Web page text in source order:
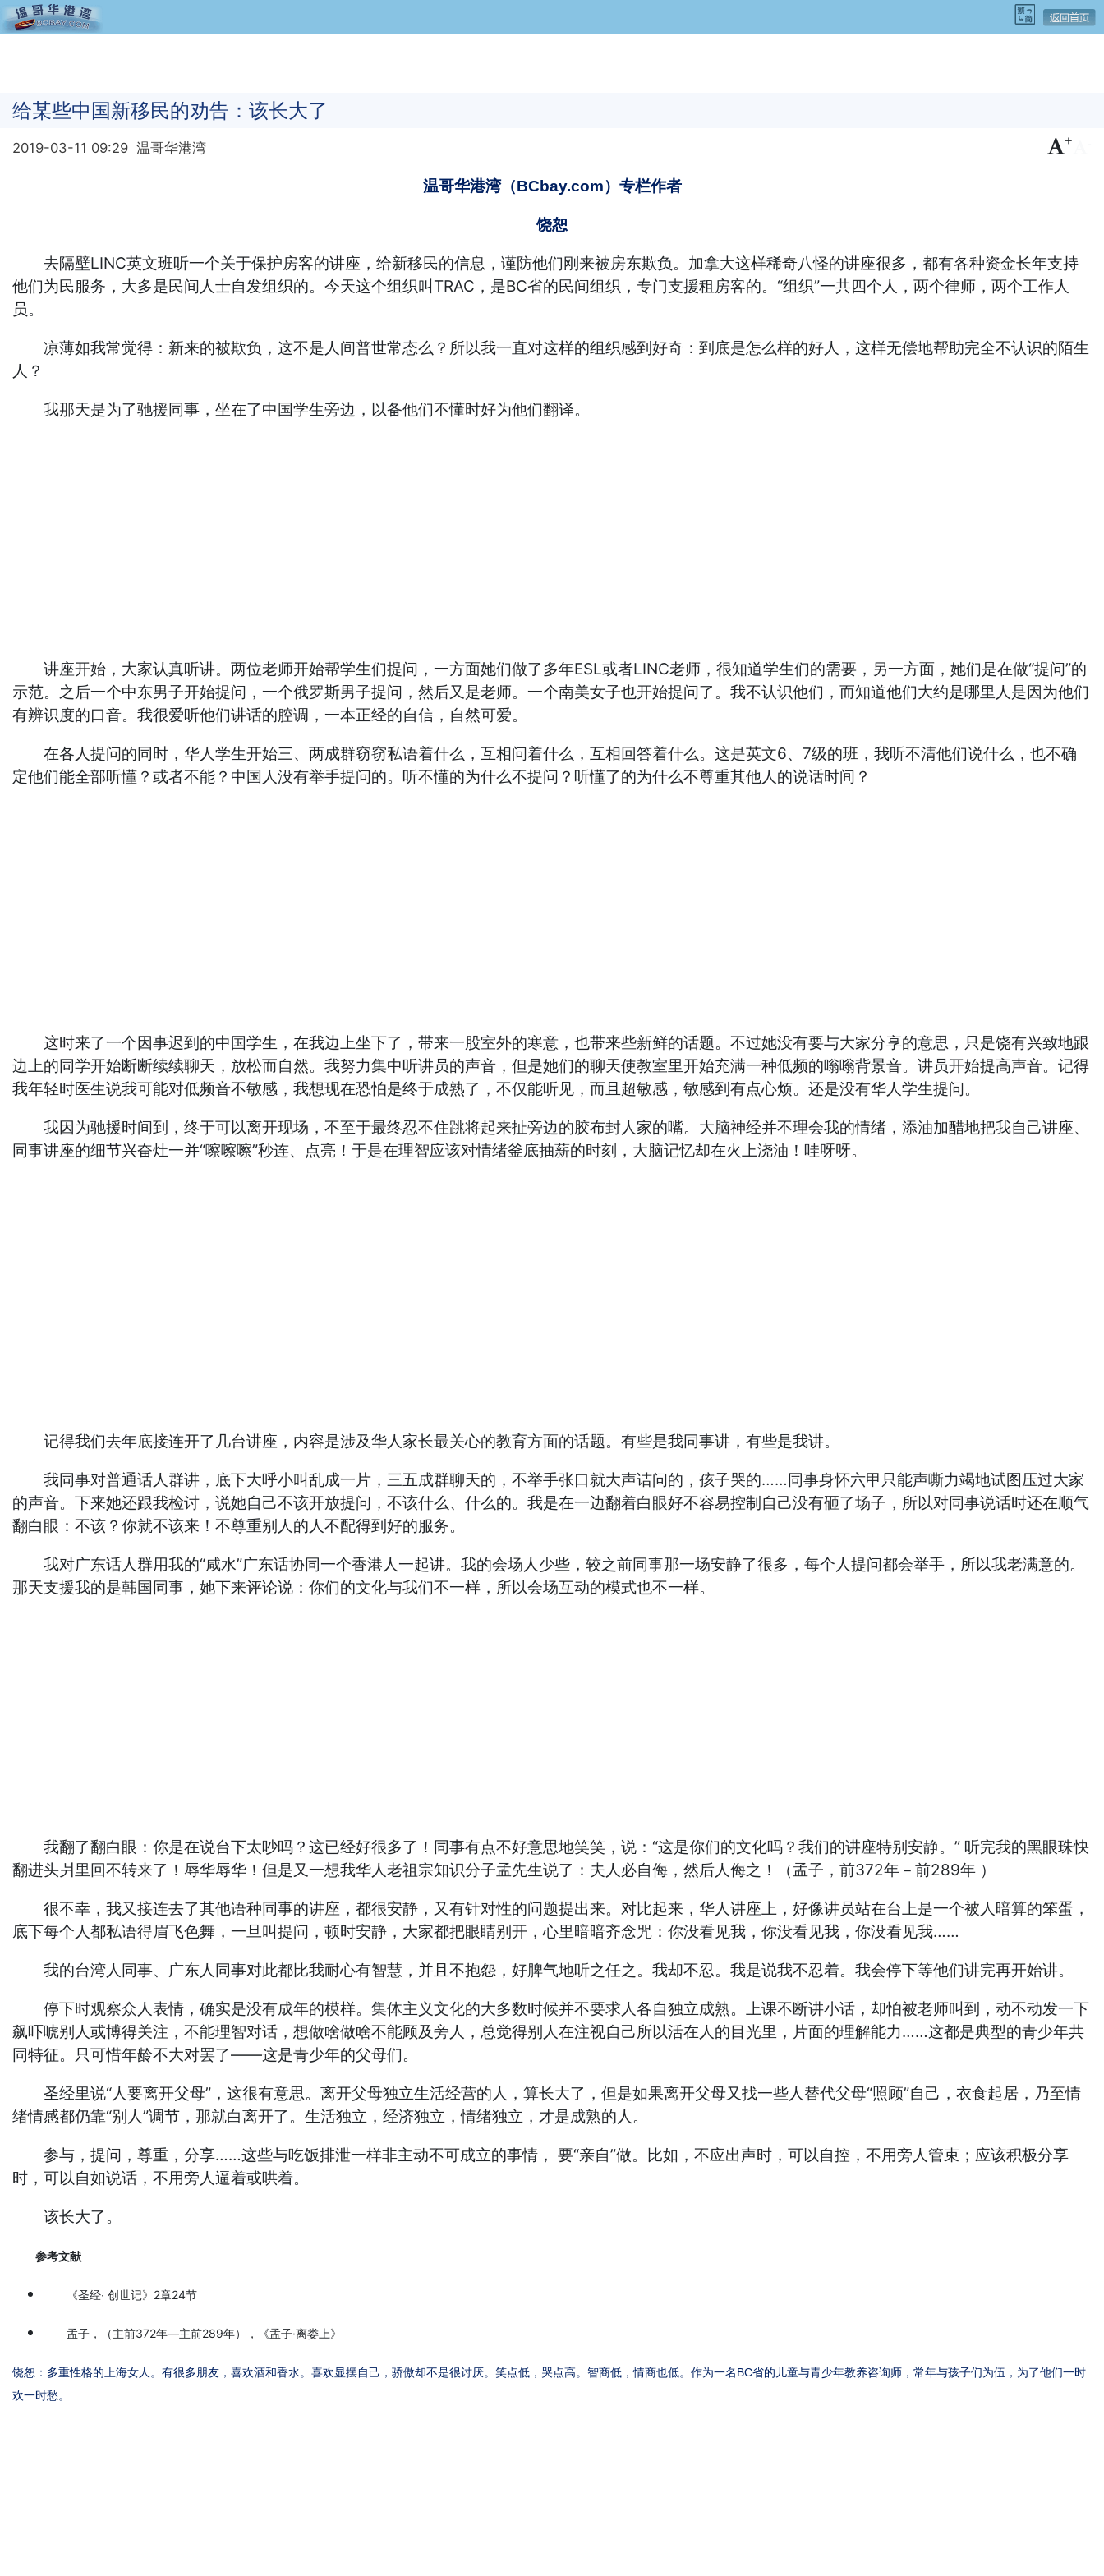
给某些中国新移民的劝告：该长大了
2019-03-11 09:29 温哥华港湾 +
温哥华港湾（BCbay.com）专栏作者
饶恕
去隔壁LINC英文班听一个关于保护房客的讲座，给新移民的信息，谨防他们刚来被房东欺负。加拿大这样稀奇八怪的讲座很多，都有各种资金长年支持
他们为民服务，大多是民间人士自发组织的。今天这个组织叫TRAC，是BC省的民间组织，专门支援租房客的。“组织”一共四个人，两个律师，两个工作人
员。
凉薄如我常觉得：新来的被欺负，这不是人间普世常态么？所以我一直对这样的组织感到好奇：到底是怎么样的好人，这样无偿地帮助完全不认识的陌生
人？
我那天是为了驰援同事，坐在了中国学生旁边，以备他们不懂时好为他们翻译。
讲座开始，大家认真听讲。两位老师开始帮学生们提问，一方面她们做了多年ESL或者LINC老师，很知道学生们的需要，另一方面，她们是在做“提问”的
示范。之后一个中东男子开始提问，一个俄罗斯男子提问，然后又是老师。一个南美女子也开始提问了。我不认识他们，而知道他们大约是哪里人是因为他们
有辨识度的口音。我很爱听他们讲话的腔调，一本正经的自信，自然可爱。
在各人提问的同时，华人学生开始三、两成群窃窃私语着什么，互相问着什么，互相回答着什么。这是英文6、7级的班，我听不清他们说什么，也不确
定他们能全部听懂？或者不能？中国人没有举手提问的。听不懂的为什么不提问？听懂了的为什么不尊重其他人的说话时间？
这时来了一个因事迟到的中国学生，在我边上坐下了，带来一股室外的寒意，也带来些新鲜的话题。不过她没有要与大家分享的意思，只是饶有兴致地跟
边上的同学开始断断续续聊天，放松而自然。我努力集中听讲员的声音，但是她们的聊天使教室里开始充满一种低频的嗡嗡背景音。讲员开始提高声音。记得
我年轻时医生说我可能对低频音不敏感，我想现在恐怕是终于成熟了，不仅能听见，而且超敏感，敏感到有点心烦。还是没有华人学生提问。
我因为驰援时间到，终于可以离开现场，不至于最终忍不住跳将起来扯旁边的胶布封人家的嘴。大脑神经并不理会我的情绪，添油加醋地把我自己讲座、
同事讲座的细节兴奋灶一并“嚓嚓嚓”秒连、点亮！于是在理智应该对情绪釜底抽薪的时刻，大脑记忆却在火上浇油！哇呀呀。
记得我们去年底接连开了几台讲座，内容是涉及华人家长最关心的教育方面的话题。有些是我同事讲，有些是我讲。
我同事对普通话人群讲，底下大呼小叫乱成一片，三五成群聊天的，不举手张口就大声诘问的，孩子哭的……同事身怀六甲只能声嘶力竭地试图压过大家
的声音。下来她还跟我检讨，说她自己不该开放提问，不该什么、什么的。我是在一边翻着白眼好不容易控制自己没有砸了场子，所以对同事说话时还在顺气
翻白眼：不该？你就不该来！不尊重别人的人不配得到好的服务。
我对广东话人群用我的“咸水”广东话协同一个香港人一起讲。我的会场人少些，较之前同事那一场安静了很多，每个人提问都会举手，所以我老满意的。
那天支援我的是韩国同事，她下来评论说：你们的文化与我们不一样，所以会场互动的模式也不一样。
我翻了翻白眼：你是在说台下太吵吗？这已经好很多了！同事有点不好意思地笑笑，说：“这是你们的文化吗？我们的讲座特别安静。” 听完我的黑眼珠快
翻进头爿里回不转来了！辱华辱华！但是又一想我华人老祖宗知识分子孟先生说了：夫人必自侮，然后人侮之！（孟子，前372年－前289年 ）
很不幸，我又接连去了其他语种同事的讲座，都很安静，又有针对性的问题提出来。对比起来，华人讲座上，好像讲员站在台上是一个被人暗算的笨蛋，
底下每个人都私语得眉飞色舞，一旦叫提问，顿时安静，大家都把眼睛别开，心里暗暗齐念咒：你没看见我，你没看见我，你没看见我……
我的台湾人同事、广东人同事对此都比我耐心有智慧，并且不抱怨，好脾气地听之任之。我却不忍。我是说我不忍着。我会停下等他们讲完再开始讲。
停下时观察众人表情，确实是没有成年的模样。集体主义文化的大多数时候并不要求人各自独立成熟。上课不断讲小话，却怕被老师叫到，动不动发一下
飙吓唬别人或博得关注，不能理智对话，想做啥做啥不能顾及旁人，总觉得别人在注视自己所以活在人的目光里，片面的理解能力……这都是典型的青少年共
同特征。只可惜年龄不大对罢了——这是青少年的父母们。
圣经里说“人要离开父母”，这很有意思。离开父母独立生活经营的人，算长大了，但是如果离开父母又找一些人替代父母“照顾”自己，衣食起居，乃至情
绪情感都仍靠“别人”调节，那就白离开了。生活独立，经济独立，情绪独立，才是成熟的人。
参与，提问，尊重，分享……这些与吃饭排泄一样非主动不可成立的事情， 要“亲自”做。比如，不应出声时，可以自控，不用旁人管束；应该积极分享
时，可以自如说话，不用旁人逼着或哄着。
该长大了。
参考文献
《圣经∙ 创世记》2章24节
孟子，（主前372年—主前289年），《孟子·离娄上》
饶恕：多重性格的上海女人。有很多朋友，喜欢酒和香水。喜欢显摆自己，骄傲却不是很讨厌。笑点低，哭点高。智商低，情商也低。作为一名BC省的儿童与青少年教养咨询师，常年与孩子们为伍，为了他们一时
欢一时愁。